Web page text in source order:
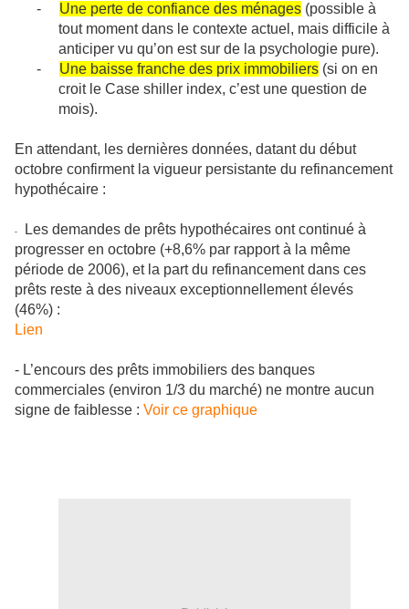
-
Une perte de confiance des ménages (possible à
tout moment dans le contexte actuel, mais difficile à
anticiper vu qu’on est sur de la psychologie pure).
-
Une baisse franche des prix immobiliers (si on en
croit le Case shiller index, c’est une question de
mois).
En attendant, les dernières données, datant du début
octobre confirment la vigueur persistante du refinancement
hypothécaire :
-
Les demandes de prêts hypothécaires ont continué à
progresser en octobre (+8,6% par rapport à la même
période de 2006), et la part du refinancement dans ces
prêts reste à des niveaux exceptionnellement élevés
(46%) :
Lien
- L’encours des prêts immobiliers des banques
commerciales (environ 1/3 du marché) ne montre aucun
signe de faiblesse : Voir ce graphique